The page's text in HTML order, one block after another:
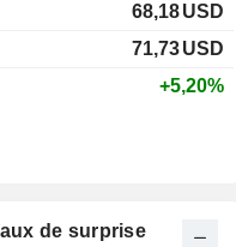
68,18USD
71,73USD
+5,20%
de surprise